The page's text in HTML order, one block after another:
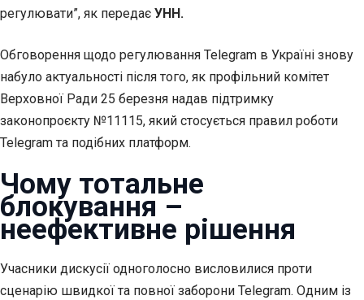
регулювати”, як передає УНН.
Обговорення щодо регулювання Telegram в Україні знову
набуло актуальності після того, як профільний комітет
Верховної Ради 25 березня надав підтримку
законопроєкту №11115, який стосується правил роботи
Telegram та подібних платформ.
Чому тотальне
блокування –
неефективне рішення
Учасники дискусії одноголосно висловилися проти
сценарію швидкої та повної заборони Telegram. Одним із